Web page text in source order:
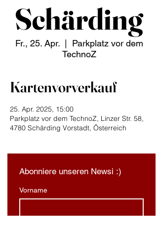
Schärding
Fr., 25. Apr.
  |
Parkplatz vor dem
TechnoZ
Kartenvorverkauf
25. Apr. 2025, 15:00
Parkplatz vor dem TechnoZ, Linzer Str. 58,
4780 Schärding Vorstadt, Österreich
Abonniere unseren Newsi :)
Vorname